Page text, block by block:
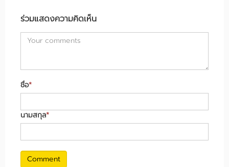
ร่วมแสดงความคิดเห็น
ชื่อ*
นามสกุล*
Comment